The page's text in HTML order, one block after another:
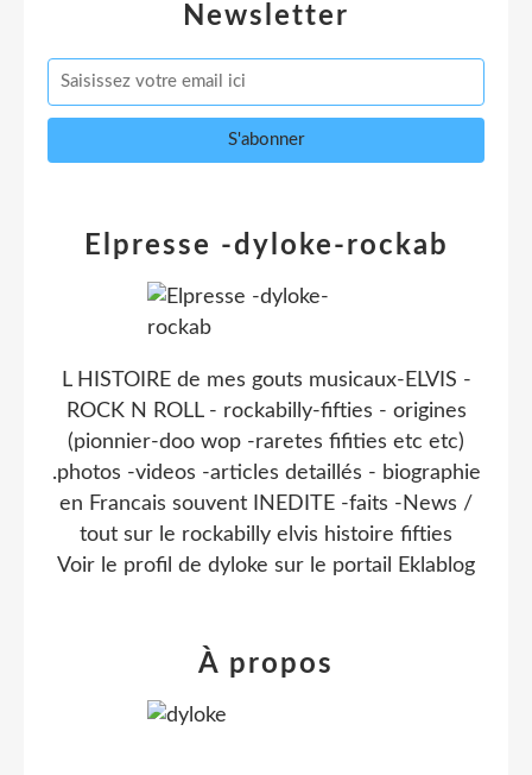
Newsletter
Elpresse -dyloke-rockab
L HISTOIRE de mes gouts musicaux-ELVIS -
ROCK N ROLL - rockabilly-fifties - origines
(pionnier-doo wop -raretes fifities etc etc)
.photos -videos -articles detaillés - biographie
en Francais souvent INEDITE -faits -News /
tout sur le rockabilly elvis histoire fifties
Voir le profil de dyloke sur le portail Eklablog
À propos